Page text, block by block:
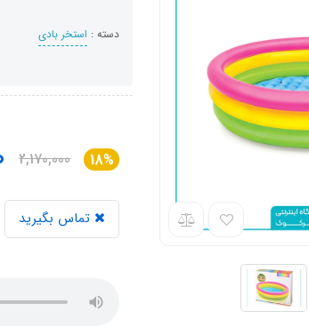
دسته : استخر بادی
18%
2,170,000
تماس بگیرید